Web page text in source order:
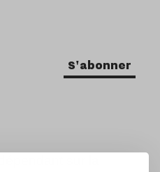
S'abonner
sur la